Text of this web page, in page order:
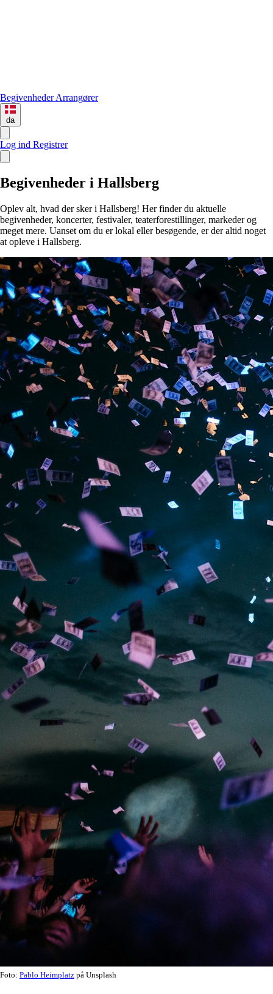
BegivenhederArrangører
da
Log ind Registrer
Begivenheder i Hallsberg
Oplev alt, hvad der sker i Hallsberg! Her finder du aktuelle
begivenheder, koncerter, festivaler, teaterforestillinger, markeder og
meget mere. Uanset om du er lokal eller besøgende, er der altid noget
at opleve i Hallsberg.
Foto: Pablo Heimplatz på Unsplash